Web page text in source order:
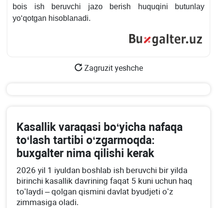
bois ish beruvchi jazo berish huquqini butunlay
yoʻqotgan hisoblanadi.
Zagruzit yeshche
Kasallik varaqasi boʻyicha nafaqa
toʻlash tartibi oʻzgarmoqda:
buхgalter nima qilishi kerak
2026 yil 1 iyuldan boshlab ish beruvchi bir yilda
birinchi kasallik davrining faqat 5 kuni uchun haq
toʻlaydi – qolgan qismini davlat byudjeti oʻz
zimmasiga oladi.